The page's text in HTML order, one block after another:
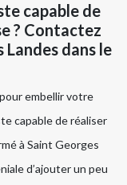
capable de
? Contactez
Landes dans le
embellir votre
capable de réaliser
à Saint Georges
d’ajouter un peu